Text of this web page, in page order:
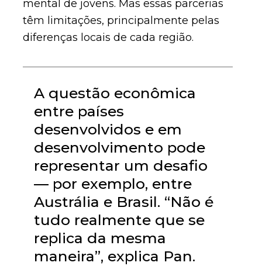
mental de jovens. Mas essas parcerias
têm limitações, principalmente pelas
diferenças locais de cada região.
A questão econômica
entre países
desenvolvidos e em
desenvolvimento pode
representar um desafio
— por exemplo, entre
Austrália e Brasil. “Não é
tudo realmente que se
replica da mesma
maneira”, explica Pan.